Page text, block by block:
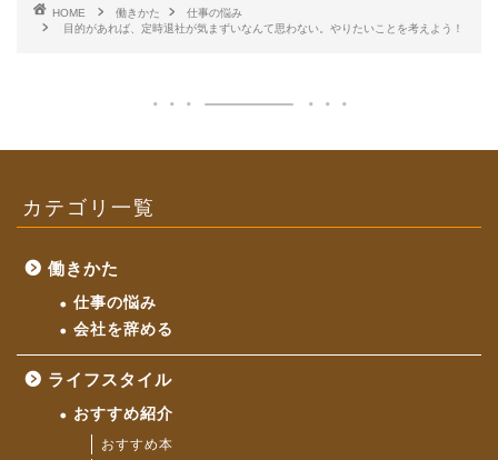
HOME 働きかた
仕事の悩み
目的があれば、定時退社が気まずいなんて思わない。やりたいことを考えよう！
カテゴリ一覧
働きかた
仕事の悩み
会社を辞める
ライフスタイル
おすすめ紹介
おすすめ本